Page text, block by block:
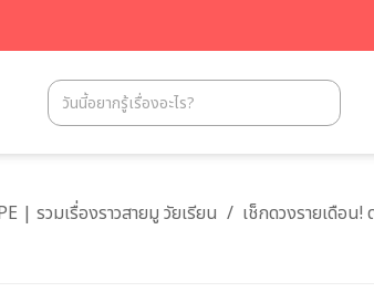
| รวมเรื่องราวสายมู วัยเรียน / เช็กดวงรายเดือ